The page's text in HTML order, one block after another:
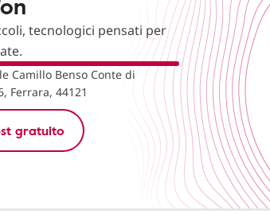
tecnologici pensati per
Camillo Benso Conte di
Ferrara, 44121
gratuito